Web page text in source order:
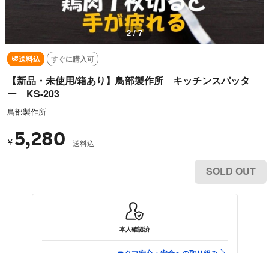
2 / 7
送料込 すぐに購入可
【新品・未使用/箱あり】鳥部製作所 キッチンスパッタ
ー KS-203
鳥部製作所
¥ 5,280 送料込
SOLD OUT
本人確認済